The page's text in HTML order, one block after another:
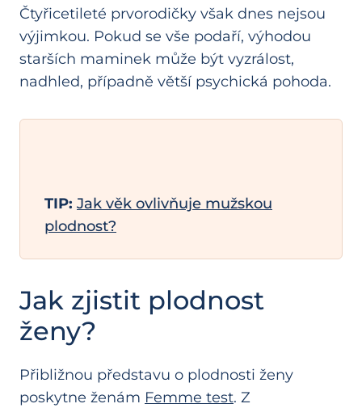
Čtyřicetileté prvorodičky však dnes nejsou
výjimkou. Pokud se vše podaří, výhodou
starších maminek může být vyzrálost,
nadhled, případně větší psychická pohoda.
TIP: Jak věk ovlivňuje mužskou
plodnost?
Jak zjistit plodnost
ženy?
Přibližnou představu o plodnosti ženy
poskytne ženám Femme test. Z